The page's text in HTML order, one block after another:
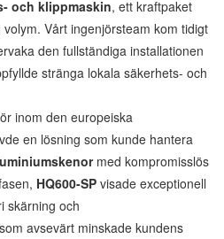
och klippmaskin, ett kraftpaket
Vårt ingenjörsteam kom tidigt
den fullständiga installationen
stränga lokala säkerhets- och
inom den europeiska
en lösning som kunde hantera
med kompromisslös
HQ600-SP visade exceptionell
skärning och
avsevärt minskade kundens